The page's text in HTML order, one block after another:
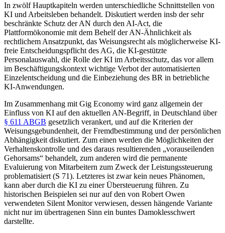
In zwölf Hauptkapiteln werden unterschiedliche Schnittstellen von
KI und Arbeitsleben behandelt. Diskutiert werden insb der sehr
beschränkte Schutz der AN durch den AI-Act, die
Plattformökonomie mit dem Behelf der AN-Ähnlichkeit als
rechtlichem Ansatzpunkt, das Weisungsrecht als möglicherweise KI-
freie Entscheidungspflicht des AG, die KI-gestützte
Personalauswahl, die Rolle der KI im Arbeitsschutz, das vor allem
im Beschäftigungskontext wichtige Verbot der automatisierten
Einzelentscheidung und die Einbeziehung des BR in betriebliche
KI-Anwendungen.
Im Zusammenhang mit Gig Economy wird ganz allgemein der
Einfluss von KI auf den aktuellen AN-Begriff, in Deutschland über
§ 611 ABGB gesetzlich verankert, und auf die Kriterien der
Weisungsgebundenheit, der Fremdbestimmung und der persönlichen
Abhängigkeit diskutiert. Zum einen werden die Möglichkeiten der
Verhaltenskontrolle und des daraus resultierenden „vorauseilenden
Gehorsams“ behandelt, zum anderen wird die permanente
Evaluierung von Mitarbeitern zum Zweck der Leistungssteuerung
problematisiert (S 71). Letzteres ist zwar kein neues Phänomen,
kann aber durch die KI zu einer Übersteuerung führen. Zu
historischen Beispielen sei nur auf den von Robert Owen
verwendeten Silent Monitor verwiesen, dessen hängende Variante
nicht nur im übertragenen Sinn ein buntes Damoklesschwert
darstellte.